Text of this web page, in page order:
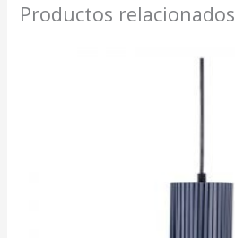
Productos relacionados